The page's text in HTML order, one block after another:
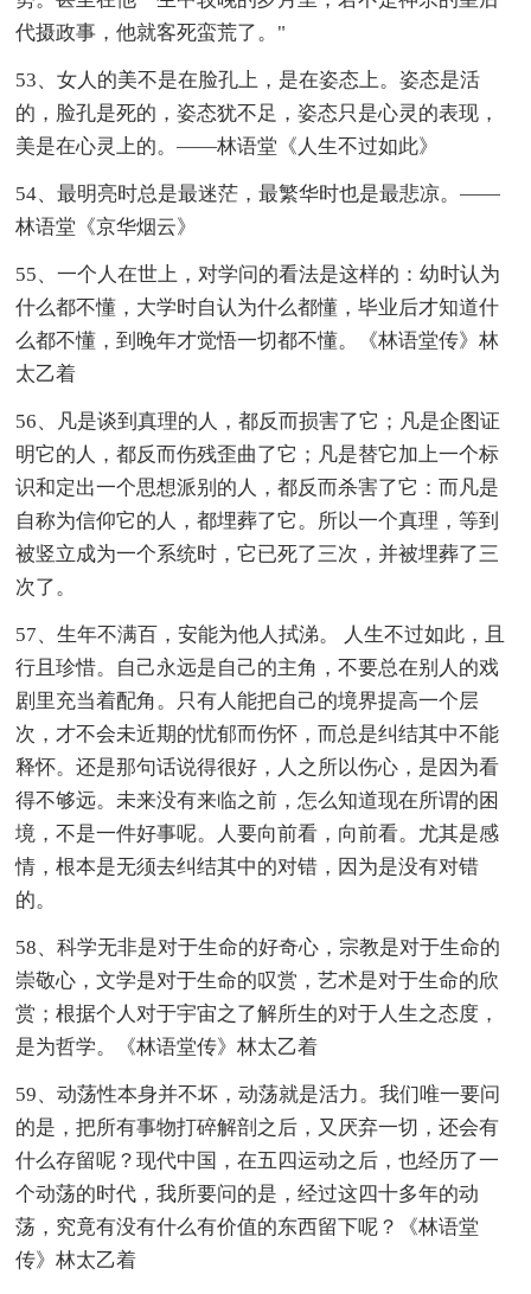
代摄政事，他就客死蛮荒了。"
53、女人的美不是在脸孔上，是在姿态上。姿态是活
的，脸孔是死的，姿态犹不足，姿态只是心灵的表现，
美是在心灵上的。——林语堂《人生不过如此》
54、最明亮时总是最迷茫，最繁华时也是最悲凉。——
林语堂《京华烟云》
55、一个人在世上，对学问的看法是这样的：幼时认为
什么都不懂，大学时自认为什么都懂，毕业后才知道什
么都不懂，到晚年才觉悟一切都不懂。《林语堂传》林
太乙着
56、凡是谈到真理的人，都反而损害了它；凡是企图证
明它的人，都反而伤残歪曲了它；凡是替它加上一个标
识和定出一个思想派别的人，都反而杀害了它：而凡是
自称为信仰它的人，都埋葬了它。所以一个真理，等到
被竖立成为一个系统时，它已死了三次，并被埋葬了三
次了。
57、生年不满百，安能为他人拭涕。 人生不过如此，且
行且珍惜。自己永远是自己的主角，不要总在别人的戏
剧里充当着配角。只有人能把自己的境界提高一个层
次，才不会未近期的忧郁而伤怀，而总是纠结其中不能
释怀。还是那句话说得很好，人之所以伤心，是因为看
得不够远。未来没有来临之前，怎么知道现在所谓的困
境，不是一件好事呢。人要向前看，向前看。尤其是感
情，根本是无须去纠结其中的对错，因为是没有对错
的。
58、科学无非是对于生命的好奇心，宗教是对于生命的
崇敬心，文学是对于生命的叹赏，艺术是对于生命的欣
赏；根据个人对于宇宙之了解所生的对于人生之态度，
是为哲学。《林语堂传》林太乙着
59、动荡性本身并不坏，动荡就是活力。我们唯一要问
的是，把所有事物打碎解剖之后，又厌弃一切，还会有
什么存留呢？现代中国，在五四运动之后，也经历了一
个动荡的时代，我所要问的是，经过这四十多年的动
荡，究竟有没有什么有价值的东西留下呢？《林语堂
传》林太乙着